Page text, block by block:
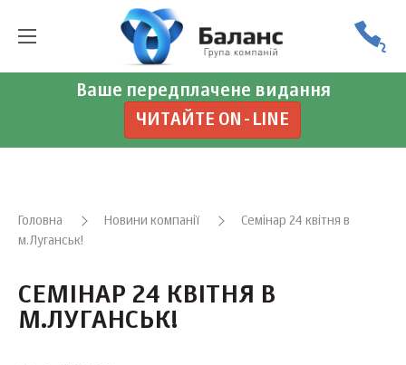
Ваше передплачене видання
ЧИТАЙТЕ ON-LINE
Головна Новини компанії
Семінар 24 квітня в
м.Луганськ!
СЕМІНАР 24 КВІТНЯ В
М.ЛУГАНСЬК!